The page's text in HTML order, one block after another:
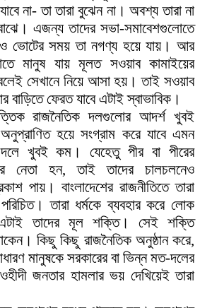
না- তা তারা বুঝেন না। অবশ্য তারা না
এজন্য তাদের সভা-সমাবেশগুলোতে
ভোটের সময় তা নগণ্য হয়ে যায়। আর
মানুষ যায় মূলত সওয়াব কামাইয়ের
সেখানে নিয়ে আসা হয়। তাই সওয়াব
বাড়িতে ফেরত যাবে এটাই স্বাভাবিক।
রাজনৈতিক দলগুলোর আদর্শ খুবই
হয়ে সংগ্রাম করে যাবে এমন
খুবই কম। যেহেতু পীর বা পীরের
নেতা হন, তাই তাদের চালচলনেও
পায়। বাংলাদেশের রাজনীতিতে তারা
তারা ধর্মকে ব্যবহার করে লোক
তাদের মূল শক্তি। সেই শক্তি
কিছু কিছু রাজনৈতিক অনুষ্ঠান করে,
মানুষকে সরকারের বা ভিন্ন মত-দলের
জনতার হামলার ভয় দেখিয়েই তারা